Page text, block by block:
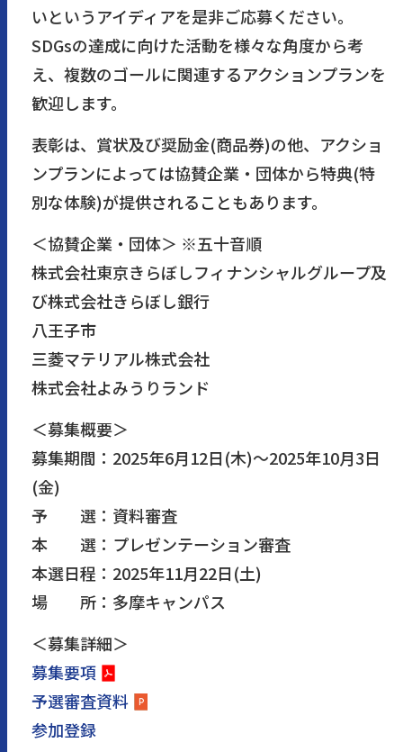
いというアイディアを是非ご応募ください。
SDGsの達成に向けた活動を様々な角度から考
え、複数のゴールに関連するアクションプランを
歓迎します。
表彰は、賞状及び奨励金(商品券)の他、アクショ
ンプランによっては協賛企業・団体から特典(特
別な体験)が提供されることもあります。
＜協賛企業・団体＞ ※五十音順
株式会社東京きらぼしフィナンシャルグループ及
び株式会社きらぼし銀行
八王子市
三菱マテリアル株式会社
株式会社よみうりランド
＜募集概要＞
募集期間：2025年6月12日(木)～2025年10月3日
(金)
予 選：資料審査
本 選：プレゼンテーション審査
本選日程：2025年11月22日(土)
場 所：多摩キャンパス
＜募集詳細＞
募集要項
予選審査資料
参加登録